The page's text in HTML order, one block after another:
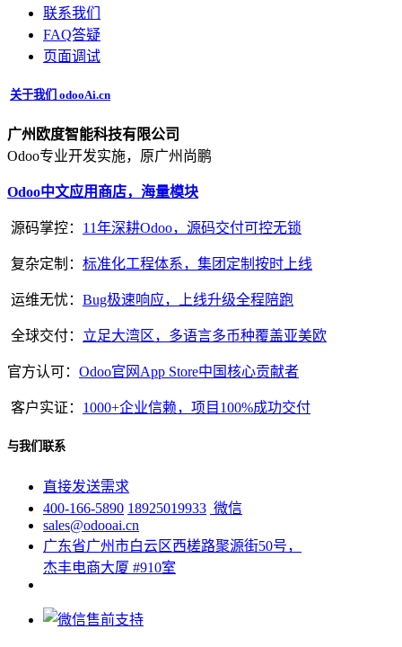
联系我们
FAQ答疑
页面调试
关于我们 odooAi.cn
广州欧度智能科技有限公司
Odoo专业开发实施，原广州尚鹏
Odoo中文应用商店，海量模块
源码掌控： 11年深耕Odoo，源码交付可控无锁
复杂定制： 标准化工程体系，集团定制按时上线
运维无忧： Bug极速响应，上线升级全程陪跑
全球交付： 立足大湾区，多语言多币种覆盖亚美欧
官方认可： Odoo官网App Store中国核心贡献者
客户实证： 1000+企业信赖，项目100%成功交付
与我们联系
直接发送需求
400-166-5890 18925019933 微信
sales@odooai.cn
广东省广州市白云区西槎路聚源街50号，
杰丰电商大厦 #910室